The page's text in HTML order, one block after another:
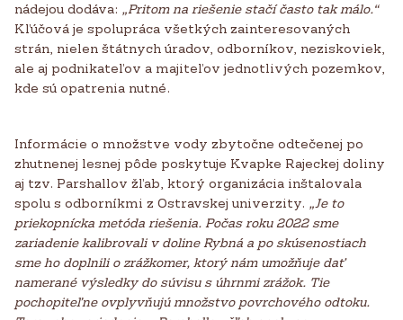
nádejou dodáva: „Pritom na riešenie stačí často tak málo.“
Kľúčová je spolupráca všetkých zainteresovaných
strán, nielen štátnych úradov, odborníkov, neziskoviek,
ale aj podnikateľov a majiteľov jednotlivých pozemkov,
kde sú opatrenia nutné.
Informácie o množstve vody zbytočne odtečenej po
zhutnenej lesnej pôde poskytuje Kvapke Rajeckej doliny
aj tzv. Parshallov žľab, ktorý organizácia inštalovala
spolu s odborníkmi z Ostravskej univerzity. „Je to
priekopnícka metóda riešenia. Počas roku 2022 sme
zariadenie kalibrovali v doline Rybná a po skúsenostiach
sme ho doplnili o zrážkomer, ktorý nám umožňuje dať
namerané výsledky do súvisu s úhrnmi zrážok. Tie
pochopiteľne ovplyvňujú množstvo povrchového odtoku.